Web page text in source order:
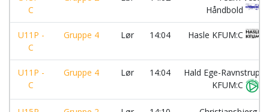
C
Håndbold
U11P -
C
Gruppe 4 Lør 14:04 Hasle KFUM:C
U11P -
C
Gruppe 4 Lør 14:04
Hald Ege-Ravnstrup
KFUM:C